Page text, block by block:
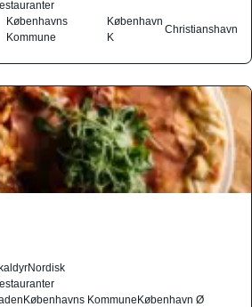
Københavns
Kommune
København
K
Christianshavn
Nordisk
Københavns KommuneKøbenhavn Ø